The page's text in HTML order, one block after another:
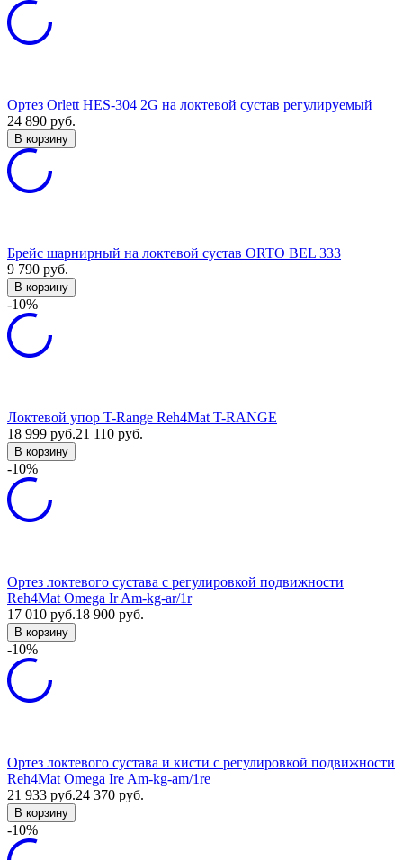
Ортез Orlett HES-304 2G на локтевой сустав регулируемый
24 890 руб.
В корзину
Брейс шарнирный на локтевой сустав ORTO BEL 333
9 790 руб.
В корзину
-10%
Локтевой упор T-Range Reh4Mat T-RANGE
18 999 руб.21 110 руб.
В корзину
-10%
Ортез локтевого сустава с регулировкой подвижности
Reh4Mat Omega Ir Am-kg-ar/1r
17 010 руб.18 900 руб.
В корзину
-10%
Ортез локтевого сустава и кисти с регулировкой подвижности
Reh4Mat Omega Ire Am-kg-am/1re
21 933 руб.24 370 руб.
В корзину
-10%